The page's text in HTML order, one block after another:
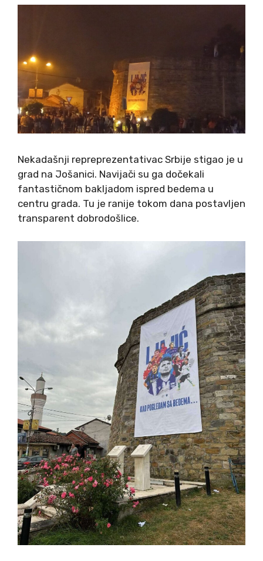
Nekadašnji repreprezentativac Srbije stigao je u
grad na Jošanici. Navijači su ga dočekali
fantastičnom bakljadom ispred bedema u
centru grada. Tu je ranije tokom dana postavljen
transparent dobrodošlice.